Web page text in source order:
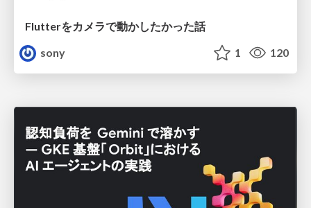
Flutterをカメラで動かしたかった話
sony
1 120